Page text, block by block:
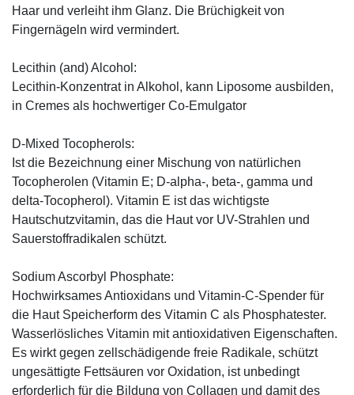
Haar und verleiht ihm Glanz. Die Brüchigkeit von
Fingernägeln wird vermindert.
Lecithin (and) Alcohol:
Lecithin-Konzentrat in Alkohol, kann Liposome ausbilden,
in Cremes als hochwertiger Co-Emulgator
D-Mixed Tocopherols:
Ist die Bezeichnung einer Mischung von natürlichen
Tocopherolen (Vitamin E; D-alpha-, beta-, gamma und
delta-Tocopherol). Vitamin E ist das wichtigste
Hautschutzvitamin, das die Haut vor UV-Strahlen und
Sauerstoffradikalen schützt.
Sodium Ascorbyl Phosphate:
Hochwirksames Antioxidans und Vitamin-C-Spender für
die Haut Speicherform des Vitamin C als Phosphatester.
Wasserlösliches Vitamin mit antioxidativen Eigenschaften.
Es wirkt gegen zellschädigende freie Radikale, schützt
ungesättigte Fettsäuren vor Oxidation, ist unbedingt
erforderlich für die Bildung von Collagen und damit des